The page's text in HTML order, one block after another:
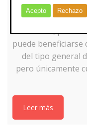
requisitos,
pensando en
habitual,
puede beneficiarse
del tipo general
pero únicamente
Leer más
Acepto Rechazo